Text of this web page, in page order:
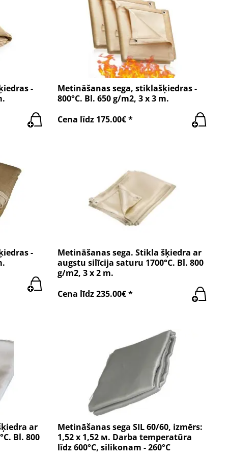
-
Metināšanas sega, stiklašķiedras -
800°C. Bl. 650 g/m2, 3 x 3 m.
Cena līdz 175.00€ *
-
Metināšanas sega. Stikla šķiedra ar
augstu silīcija saturu 1700°C. Bl. 800
g/m2, 3 x 2 m.
Cena līdz 235.00€ *
ar
Bl. 800
Metināšanas sega SIL 60/60, izmērs:
1,52 x 1,52 м. Darba temperatūra
līdz 600°C, silikonam - 260°C